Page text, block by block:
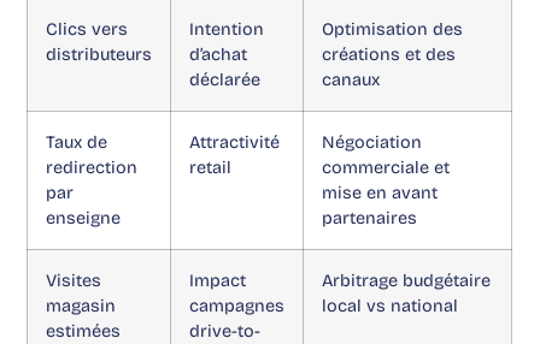
Clics vers
distributeurs
Intention
d’achat
déclarée
Optimisation des
créations et des
canaux
Taux de
redirection
par
enseigne
Attractivité
retail
Négociation
commerciale et
mise en avant
partenaires
Visites
magasin
estimées
Impact
campagnes
drive-to-
Arbitrage budgétaire
local vs national